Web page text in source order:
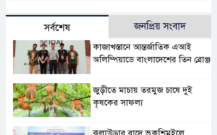
সর্বশেষ জনপ্রিয় সংবাদ
কাজাখস্তানে আন্তর্জাতিক এআই
অলিম্পিয়াডে বাংলাদেশের তিন ব্রোঞ্জ
জুড়ীতে মাচায় তরমুজ চাষে দুই
কৃষকের সাফল্য